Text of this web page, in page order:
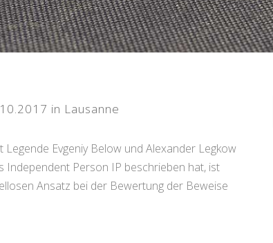
in Lausanne
Evgeniy Below und Alexander Legkow
Person IP beschrieben hat, ist
Ansatz bei der Bewertung der Beweise